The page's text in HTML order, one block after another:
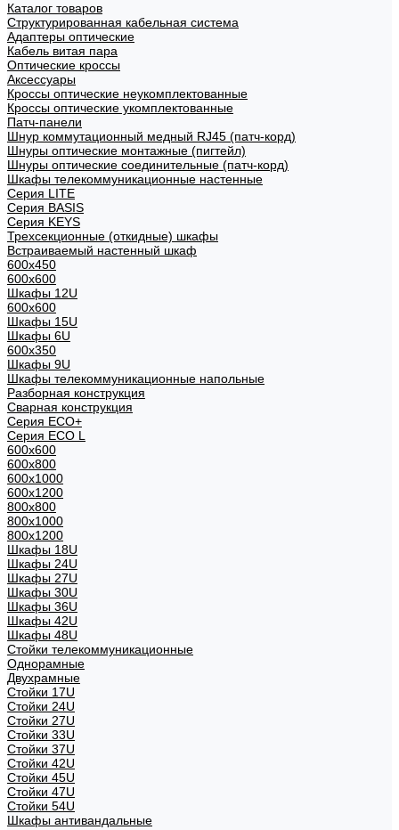
Каталог товаров
Структурированная кабельная система
Адаптеры оптические
Кабель витая пара
Оптические кроссы
Аксессуары
Кроссы оптические неукомплектованные
Кроссы оптические укомплектованные
Патч-панели
Шнур коммутационный медный RJ45 (патч-корд)
Шнуры оптические монтажные (пигтейл)
Шнуры оптические соединительные (патч-корд)
Шкафы телекоммуникационные настенные
Cерия LITE
Cерия BASIS
Cерия KEYS
Трехсекционные (откидные) шкафы
Встраиваемый настенный шкаф
600x450
600x600
Шкафы 12U
600x600
Шкафы 15U
Шкафы 6U
600x350
Шкафы 9U
Шкафы телекоммуникационные напольные
Разборная конструкция
Сварная конструкция
Серия ECO+
Серия ECO L
600x600
600x800
600х1000
600х1200
800x800
800х1000
800х1200
Шкафы 18U
Шкафы 24U
Шкафы 27U
Шкафы 30U
Шкафы 36U
Шкафы 42U
Шкафы 48U
Стойки телекоммуникационные
Однорамные
Двухрамные
Стойки 17U
Стойки 24U
Стойки 27U
Стойки 33U
Стойки 37U
Стойки 42U
Стойки 45U
Стойки 47U
Стойки 54U
Шкафы антивандальные